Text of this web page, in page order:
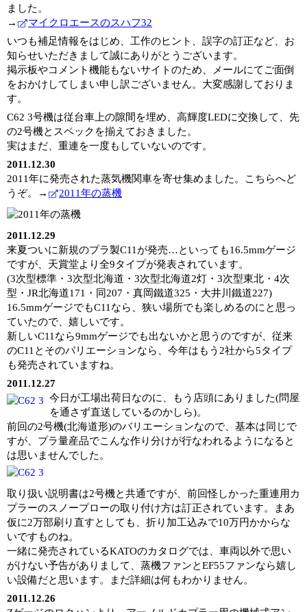
ました。
→
マイクロエースのスハフ32
いつも補足情報をはじめ、工作のヒント、誤字の訂正など、お
知らせいただきまして誠にありがとうございます。
掲示板やコメント機能もないサイトのため、メールにてご面倒
をおかけしてしまい申し訳ございません。大変感謝しておりま
す。
C62 3号機は従台車上の隙間を埋め、高輝度LEDに交換して、先
の2号機とスペックを揃えておきました。
実はまだ、重連を一度もしていないのです。
2011.12.30
2011年に発売された蒸気機関車を寄せ集めました。こちらへど
うぞ。→
2011年の蒸機
2011.12.29
来夏ついに新規のプラ製C11が発売…といっても16.5mmゲージ
ですが、天賞堂より全9タイプが発表されています。
(3次型標準・3次型北海道・3次型北海道2灯・3次型東北・4次
型・JR北海道171・同207・真岡鐵道325・大井川鐵道227)
16.5mmゲージでもC11なら、狭い場所でも楽しめるのにと思っ
ていたので、嬉しいです。
新しいC11なら9mmゲージでも出ないかと思うのですが、従来
のC11とそのバリエーションなら、今年はもう2社から5タイプ
も発売されていますね。
2011.12.27
今日が工場出荷日なのに、もう店頭にありました(問屋
を通さず直送しているのかしら)。
前回の2号機(北海道形)のバリエーションなので、基本は同じで
すが、プラ量産品でこんな作り分けが行なわれるようになると
は思いませんでした。
取り扱い説明書は2号機と共通ですが、前回怪しかった重連用カ
プラーのスノープローの取り付け方は訂正されています。まあ
仮に2万部刷り直すとしても、折り加工込みで10万円かからな
いですものね。
一緒に発売されているKATOのカタログでは、車両以外で思い
がけない予告がありまして、蒸機ファンとEF55ファンなら嬉し
い設備だと思います。まだ詳細は何もわかりません。
2011.12.26